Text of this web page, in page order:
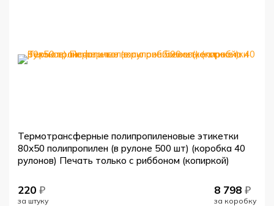
Термотрансферные полипропиленовые этикетки
80x50 полипропилен (в рулоне 500 шт) (коробка 40
рулонов) Печать только с риббоном (копиркой)
220 ₽
за штуку
8 798 ₽
за коробку